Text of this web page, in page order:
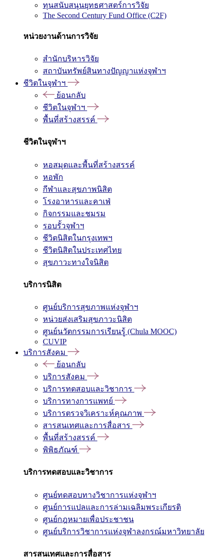
ทุนสนับสนุนยุทธศาสตร์การวิจัย
The Second Century Fund Office (C2F)
หน่วยงานด้านการวิจัย
สำนักบริหารวิจัย
สถาบันทรัพย์สินทางปัญญาแห่งจุฬาฯ
ชีวิตในจุฬาฯ
ย้อนกลับ
ชีวิตในจุฬาฯ
พื้นที่สร้างสรรค์
ชีวิตในจุฬาฯ
หอสมุดและพื้นที่สร้างสรรค์
หอพัก
กีฬาและสุขภาพนิสิต
โรงอาหารและคาเฟ่
กิจกรรมและชมรม
รอบรั้วจุฬาฯ
ชีวิตนิสิตในกรุงเทพฯ
ชีวิตนิสิตในประเทศไทย
สุขภาวะทางใจนิสิต
บริการนิสิต
ศูนย์บริการสุขภาพแห่งจุฬาฯ
หน่วยส่งเสริมสุขภาวะนิสิต
ศูนย์นวัตกรรมการเรียนรู้ (Chula MOOC)
CUVIP
บริการสังคม
ย้อนกลับ
บริการสังคม
บริการทดสอบและวิชาการ
บริการทางการแพทย์
บริการตรวจวิเคราะห์คุณภาพ
สารสนเทศและการสื่อสาร
พื้นที่สร้างสรรค์
พิพิธภัณฑ์
บริการทดสอบและวิชาการ
ศูนย์ทดสอบทางวิชาการแห่งจุฬาฯ
ศูนย์การแปลและการล่ามเฉลิมพระเกียรติ
ศูนย์กฎหมายเพื่อประชาชน
ศูนย์บริการวิชาการแห่งจุฬาลงกรณ์มหาวิทยาลัย
สารสนเทศและการสื่อสาร